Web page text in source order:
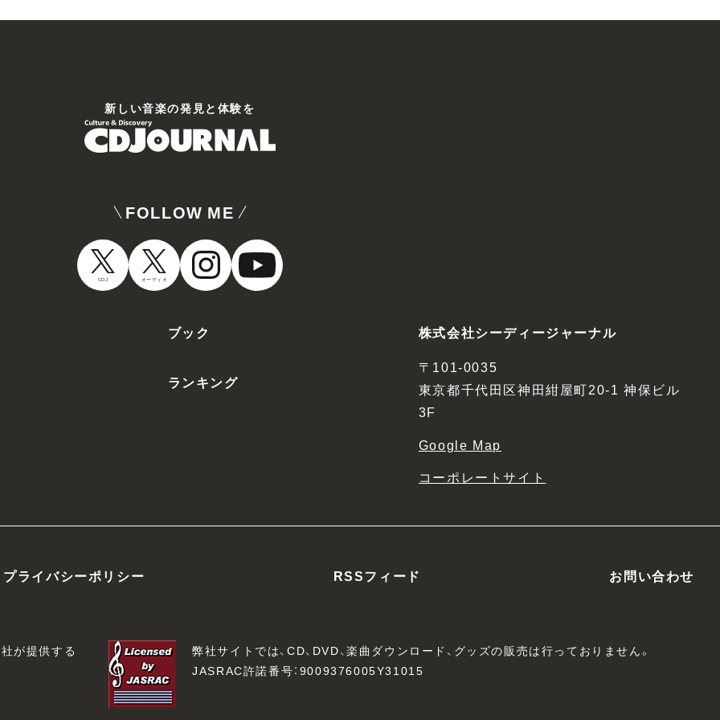
新しい⾳楽の発⾒と体験を
FOLLOW ME
CDJ オーディオ
ブック
ランキング
株式会社シーディージャーナル
〒101-0035
東京都千代田区神田紺屋町20-1 神保ビル
3F
Google Map
コーポレートサイト
プライバシーポリシー RSSフィード お問い合わせ
が提供する
弊社サイトでは、CD、DVD、楽曲ダウンロード、グッズの販売は行っておりません。
JASRAC許諾番号：9009376005Y31015